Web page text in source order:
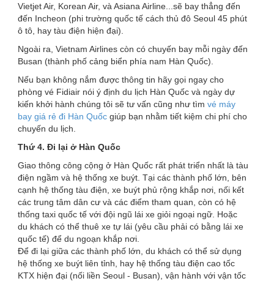
Vietjet Air, Korean Air, và Asiana Airline...sẽ bay thẳng đến
đến Incheon (phi trường quốc tế cách thủ đô Seoul 45 phút
ô tô, hay tàu điện hiện đại).
Ngoài ra, Vietnam Airlines còn có chuyến bay mỗi ngày đến
Busan (thành phố cảng biển phía nam Hàn Quốc).
Nếu bạn không nắm được thông tin hãy gọi ngay cho
phòng vé Fidiair nói ý định du lịch Hàn Quốc và ngày dự
kiến khởi hành chúng tôi sẽ tư vấn cũng như tìmvé máy
bay giá rẻ đi Hàn Quốc giúp bạn nhằm tiết kiệm chi phí cho
chuyến du lịch.
Thứ 4. Đi lại ở Hàn Quốc
Giao thông công cộng ở Hàn Quốc rất phát triển nhất là tàu
điện ngầm và hệ thống xe buýt. Tại các thành phố lớn, bên
cạnh hệ thống tàu điện, xe buýt phủ rộng khắp nơi, nối kết
các trung tâm dân cư và các điểm tham quan, còn có hệ
thống taxi quốc tế với đội ngũ lái xe giỏi ngoại ngữ. Hoặc
du khách có thể thuê xe tự lái (yêu cầu phải có bằng lái xe
quốc tế) để du ngoạn khắp nơi.
Để đi lại giữa các thành phố lớn, du khách có thể sử dụng
hệ thống xe buýt liên tỉnh, hay hệ thống tàu điện cao tốc
KTX hiện đại (nối liền Seoul - Busan), vận hành với vận tốc